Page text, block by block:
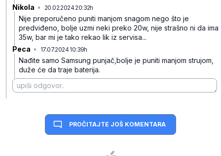
Nikola • 20.02.2024 20:32h
Nije preporučeno puniti manjom snagom nego što je
predviđeno, bolje uzmi neki preko 20w, nije strašno ni da ima
35w, bar mi je tako rekao lik iz servisa...
Peca • 17.07.2024 10:39h
Nađite samo Samsung punjač,bolje je puniti manjom strujom,
duže će da traje baterija.
PROČITAJTE JOŠ KOMENTARA